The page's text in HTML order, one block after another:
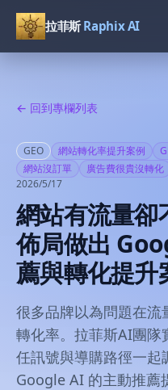
拉菲斯Raphix AI
← 回到專欄列表
GEO 網站轉化率提升案例
網站沒訂單
廣告費很貴沒轉化
2026/5/17
網站有流量卻
佈局做出
薦與轉化提升
很多品牌以為問題在
轉化率。拉菲斯AI團隊
任訊號與導購路徑一起
Google AI 的主動推薦